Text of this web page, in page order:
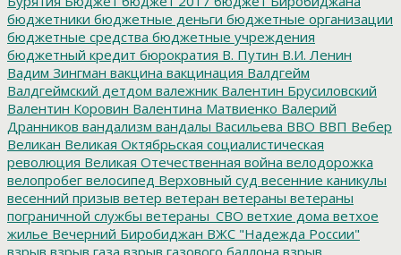
бюджетники бюджетные деньги бюджетные организации
бюджетные средства бюджетные учреждения
бюджетный кредит бюрократия В. Путин В.И. Ленин
Вадим Зингман вакцина вакцинация Валдгейм
Валдгеймский детдом валежник Валентин Брусиловский
Валентин Коровин Валентина Матвиенко Валерий
Дранников вандализм вандалы Васильева ВВО ВВП Вебер
Великан Великая Октябрьская социалистическая
революция Великая Отечественная война велодорожка
велопробег велосипед Верховный суд весенние каникулы
весенний призыв ветер ветеран ветераны ветераны
пограничной службы ветераны_СВО ветхие дома ветхое
жилье Вечерний Биробиджан ВЖС "Надежда России"
взрыв взрыв газа взрыв газового баллона взрыв